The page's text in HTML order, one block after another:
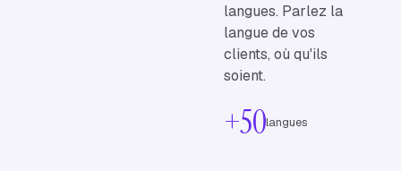
langues. Parlez la
langue de vos
clients, où qu'ils
soient.
+50langues